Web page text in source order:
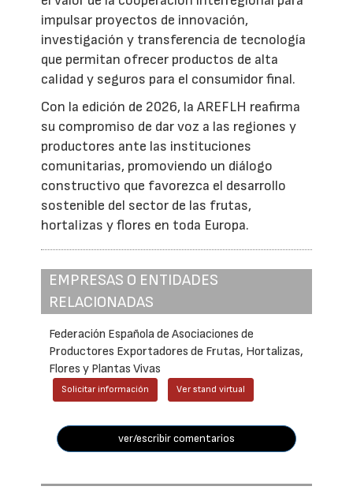
impulsar proyectos de innovación,
investigación y transferencia de tecnología
que permitan ofrecer productos de alta
calidad y seguros para el consumidor final.
Con la edición de 2026, la AREFLH reafirma
su compromiso de dar voz a las regiones y
productores ante las instituciones
comunitarias, promoviendo un diálogo
constructivo que favorezca el desarrollo
sostenible del sector de las frutas,
hortalizas y flores en toda Europa.
EMPRESAS O ENTIDADES
RELACIONADAS
Federación Española de Asociaciones de
Productores Exportadores de Frutas, Hortalizas,
Flores y Plantas Vivas
Solicitar información Ver stand virtual
ver/escribir comentarios